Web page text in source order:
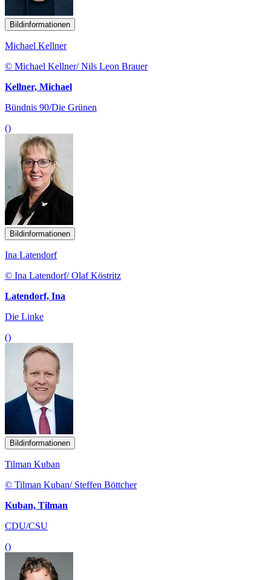
Bildinformationen
Michael Kellner
© Michael Kellner/ Nils Leon Brauer
Kellner, Michael
Bündnis 90/Die Grünen
()
Bildinformationen
Ina Latendorf
© Ina Latendorf/ Olaf Köstritz
Latendorf, Ina
Die Linke
()
Bildinformationen
Tilman Kuban
© Tilman Kuban/ Steffen Böttcher
Kuban, Tilman
CDU/CSU
()